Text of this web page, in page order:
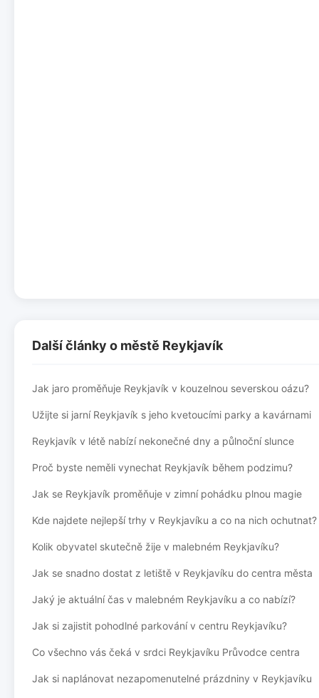
Další články o městě Reykjavík
Jak jaro proměňuje Reykjavík v kouzelnou severskou oázu?
Užijte si jarní Reykjavík s jeho kvetoucími parky a kavárnami
Reykjavík v létě nabízí nekonečné dny a půlnoční slunce
Proč byste neměli vynechat Reykjavík během podzimu?
Jak se Reykjavík proměňuje v zimní pohádku plnou magie
Kde najdete nejlepší trhy v Reykjavíku a co na nich ochutnat?
Kolik obyvatel skutečně žije v malebném Reykjavíku?
Jak se snadno dostat z letiště v Reykjavíku do centra města
Jaký je aktuální čas v malebném Reykjavíku a co nabízí?
Jak si zajistit pohodlné parkování v centru Reykjavíku?
Co všechno vás čeká v srdci Reykjavíku Průvodce centra
Jak si naplánovat nezapomenutelné prázdniny v Reykjavíku